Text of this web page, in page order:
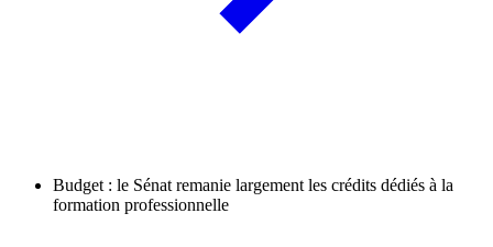
Budget : le Sénat remanie largement les crédits dédiés à la
formation professionnelle